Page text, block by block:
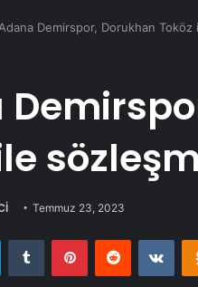
Adana Demirspor, Dorukhan Toköz
Temmuz 23, 2023
LinkedInTumblr PinterestReddit